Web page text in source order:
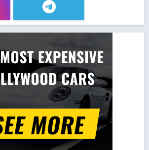
- 1h e 28 min/ep
tri. 3: Kokuhaku
- 1h e 45 min/ep
Appli Monsters
- 24 min/ep
tri. 4: Soushitsu
- 1h e 22 min/ep